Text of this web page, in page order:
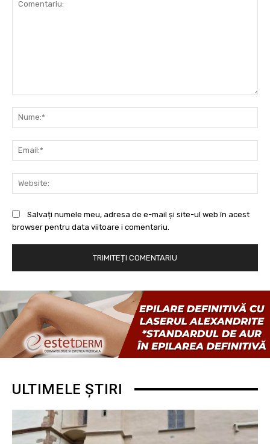
Salvați numele meu, adresa de e-mail și site-ul web în acest
browser pentru data viitoare i comentariu.
ULTIMELE ȘTIRI